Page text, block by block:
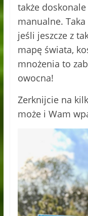
także
manualne.
jeśli jeszcze z
mapę świata,
mnożenia to
owocna!
Zerknijcie na
może i Wam